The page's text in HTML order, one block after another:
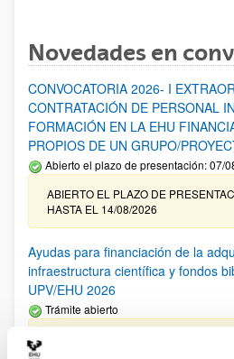
Novedades en
CONVOCATORIA 2026- I
CONTRATACIÓN DE PERSONAL
FORMACIÓN EN LA EHU
PROPIOS DE UN GRUPO/
Abierto el plazo de presentación: 07/
ABIERTO EL PLAZO DE
HASTA EL 14/08/2026
Ayudas para financiación de la
infraestructura científica y fondos
UPV/EHU 2026
Trámite abierto